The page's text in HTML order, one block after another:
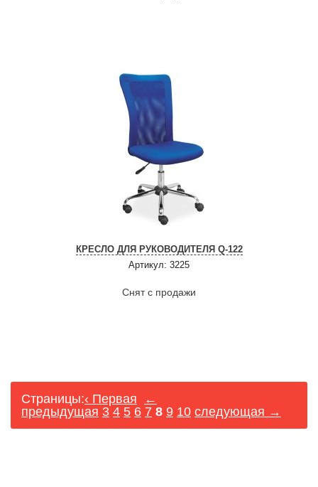
КРЕСЛО ДЛЯ РУКОВОДИТЕЛЯ Q-122
Артикул: 3225
Снят с продажи
Страницы:‹ Первая
←
предыдущая 3 4 5 6 7 8 9 10 следующая →